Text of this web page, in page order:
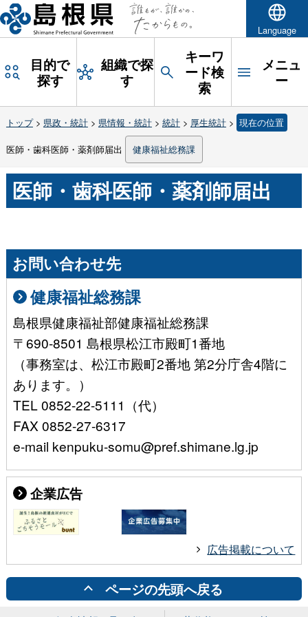
Language
目的で
探す
組織で探
す
キーワ
ード検
索
メニュ
ー
トップ> 県政・統計> 県情報・統計> 統計> 厚生統計> 現在の位置
医師・歯科医師・薬剤師届出 健康福祉総務課
医師・歯科医師・薬剤師届出
お問い合わせ先
健康福祉総務課
島根県健康福祉部健康福祉総務課
〒690-8501 島根県松江市殿町1番地
（事務室は、松江市殿町2番地 第2分庁舎4階に
あります。）
TEL 0852-22-5111（代）
FAX 0852-27-6317
e-mail kenpuku-somu@pref.shimane.lg.jp
企業広告
広告掲載について
ページの先頭へ戻る